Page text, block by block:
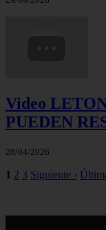
Video
PUEDEN
28/04/2026
1 2 3 Siguiente ›